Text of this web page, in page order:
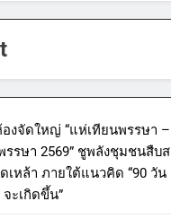
งจัดใหญ่ “แห่เทียนพรรษา –
รรษา 2569” ชูพลังชุมชนสืบ
เหล้า ภายใต้แนวคิด “90 วัน
ะเกิดขึ้น”